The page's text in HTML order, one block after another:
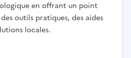
en offrant un point
outils pratiques, des aides
locales.